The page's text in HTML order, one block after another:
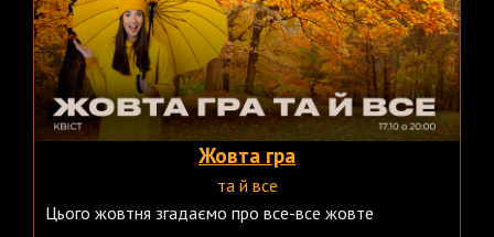
Жовта гра
та й все
Цього жовтня згадаємо про все-все жовте